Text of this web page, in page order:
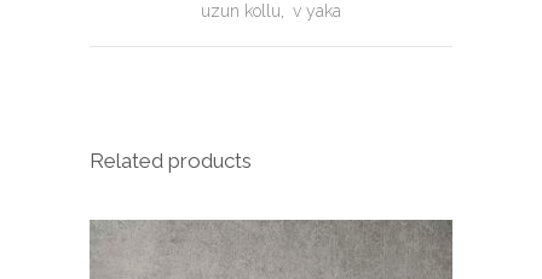
uzun kollu
v yaka
Related products